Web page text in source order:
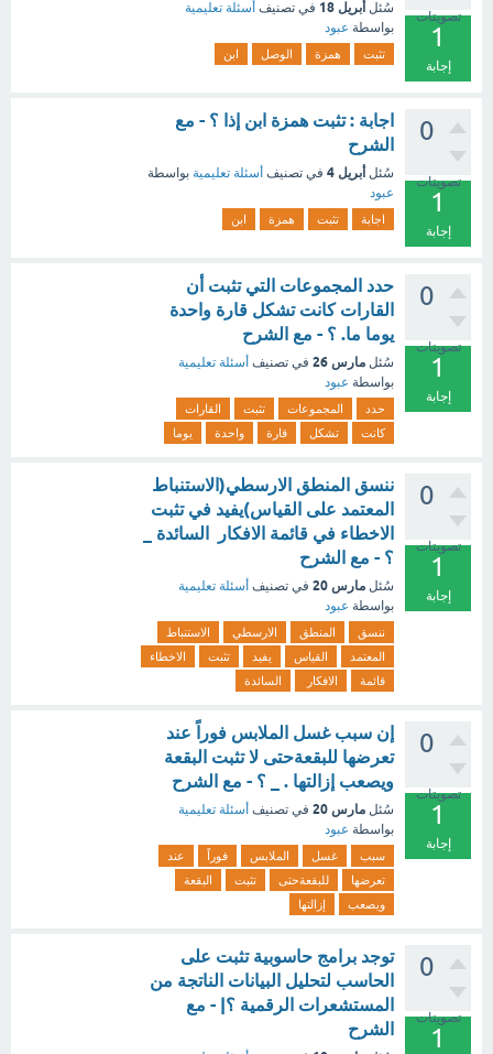
تصويتات
1
إجابة
سُئل أبريل 18 في تصنيف أسئلة تعليمية
بواسطة عبود
تثبت همزة الوصل ابن
0
تصويتات
1
إجابة
اجابة : تثبت همزة ابن إذا ؟ - مع
الشرح
سُئل أبريل 4 في تصنيف أسئلة تعليمية بواسطة
عبود
اجابة تثبت همزة ابن
0
تصويتات
1
إجابة
حدد المجموعات التي تثبت أن
القارات كانت تشكل قارة واحدة
يوما ما. ؟ - مع الشرح
سُئل مارس 26 في تصنيف أسئلة تعليمية
بواسطة عبود
حدد المجموعات تثبت
القارات
كانت
تشكل قارة واحدة يوما
0
تصويتات
1
إجابة
ننسق المنطق الارسطي(الاستنباط
المعتمد على القياس)يفيد في تثبت
الاخطاء في قائمة الافكار السائدة _
؟ - مع الشرح
سُئل مارس 20 في تصنيف أسئلة تعليمية
بواسطة عبود
ننسق المنطق الارسطي
الاستنباط
المعتمد
القياس يفيد تثبت
الاخطاء
قائمة
الافكار السائدة
0
تصويتات
1
إجابة
إن سبب غسل الملابس فوراً عند
تعرضها للبقعةحتى لا تثبت البقعة
ويصعب إزالتها . _ ؟ - مع الشرح
سُئل مارس 20 في تصنيف أسئلة تعليمية
بواسطة عبود
سبب غسل الملابس فوراً
عند
تعرضها
للبقعةحتى تثبت
البقعة
ويصعب
إزالتها
0
تصويتات
1
توجد برامج حاسوبية تثبت على
الحاسب لتحليل البيانات الناتجة من
المستشعرات الرقمية ؟| - مع
الشرح